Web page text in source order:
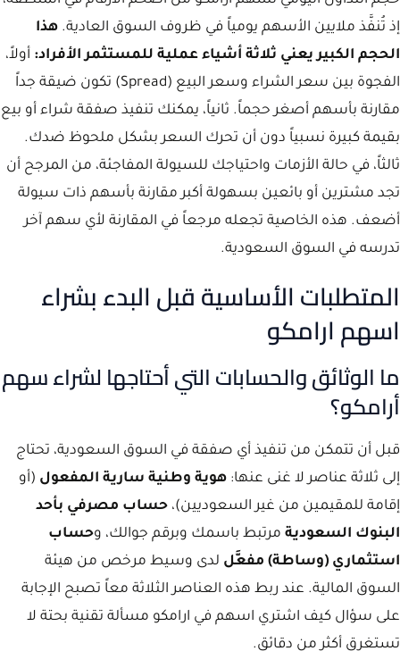
إذ تُنفَّذ ملايين الأسهم يومياً في ظروف السوق العادية. هذا
الحجم الكبير يعني ثلاثة أشياء عملية للمستثمر الأفراد: أولاً،
الفجوة بين سعر الشراء وسعر البيع (Spread) تكون ضيقة جداً
مقارنة بأسهم أصغر حجماً. ثانياً، يمكنك تنفيذ صفقة شراء أو بيع
بقيمة كبيرة نسبياً دون أن تحرك السعر بشكل ملحوظ ضدك.
ثالثاً، في حالة الأزمات واحتياجك للسيولة المفاجئة، من المرجح أن
تجد مشترين أو بائعين بسهولة أكبر مقارنة بأسهم ذات سيولة
أضعف. هذه الخاصية تجعله مرجعاً في المقارنة لأي سهم آخر
تدرسه في السوق السعودية.
المتطلبات الأساسية قبل البدء بشراء
اسهم ارامكو
ما الوثائق والحسابات التي أحتاجها لشراء سهم
أرامكو؟
قبل أن تتمكن من تنفيذ أي صفقة في السوق السعودية، تحتاج
إلى ثلاثة عناصر لا غنى عنها: هوية وطنية سارية المفعول (أو
إقامة للمقيمين من غير السعوديين)، حساب مصرفي بأحد
البنوك السعودية مرتبط باسمك وبرقم جوالك، وحساب
استثماري (وساطة) مفعَّل لدى وسيط مرخص من هيئة
السوق المالية. عند ربط هذه العناصر الثلاثة معاً تصبح الإجابة
على سؤال كيف اشتري اسهم في ارامكو مسألة تقنية بحتة لا
تستغرق أكثر من دقائق.